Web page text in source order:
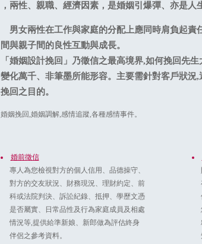
，兩性、親職、經濟因素，是婚姻引爆彈、亦是人
男女兩性在工作與家庭的分配上應同時肩負起責
間與親子間的良性互動與成長。
「婚姻設計挽回」乃徵信之最高境界,如何挽回先
變化萬千、非筆墨所能形容。主要需針對客戶狀況
挽回之目的。
婚姻挽回,婚姻調解,感情追蹤,各種感情事件。
婚前徵信
專人為您檢視對方的個人信用、品德操守、
對方的交友狀況、財務現況、理財約定、前
科或法院判決、訴訟紀錄、抵押、學歷文憑
是否屬實、日常品性及行為家庭成員及相處
情況等,提供給準新娘、新郎做為評估終身
伴侶之參考資料。